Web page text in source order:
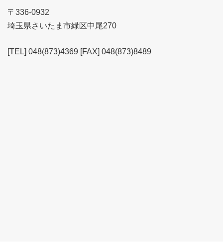
〒336-0932
埼玉県さいたま市緑区中尾270
[TEL] 048(873)4369 [FAX] 048(873)8489